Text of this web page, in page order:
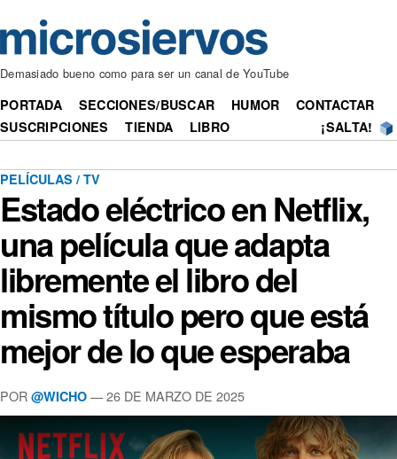
Demasiado bueno como para ser un canal de YouTube
PORTADA SECCIONES/BUSCAR HUMOR
CONTACTAR
SUSCRIPCIONES
TIENDA LIBRO ¡SALTA!
PELÍCULAS / TV
Estado eléctrico en Netflix,
una película que adapta
libremente el libro del
mismo título pero que está
mejor de lo que esperaba
POR @WICHO — 26 DE MARZO DE 2025